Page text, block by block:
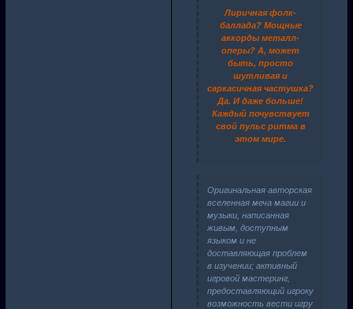
Лиричная фолк-
баллада? Мощные
аккорды металл-
оперы? А, может
быть, просто
шутливая и
саркасичная частушка?
Да. И даже больше!
Каждый почувствует
свой пульс ритма в
этом мире.
Оригинальная авторская
вселенная меча магии и
музыки, написанная
живым, доступным
языком и не
доставляющая проблем
в изучении; активный
игровой мастеринг,
предоставляющий игроку
возможность вести игру